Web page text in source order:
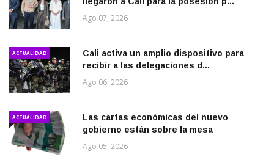
Ago 07, 2026
ACTUALIDAD
Cali activa un amplio dispositivo para
recibir a las delegaciones d...
Ago 06, 2026
ACTUALIDAD
Las cartas económicas del nuevo
gobierno están sobre la mesa
Ago 05, 2026